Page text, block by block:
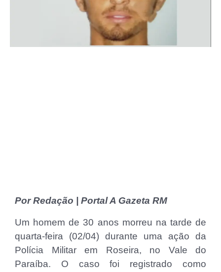
Por Redação | Portal A Gazeta RM
Um homem de 30 anos morreu na tarde de
quarta-feira (02/04) durante uma ação da
Polícia Militar em Roseira, no Vale do
Paraíba. O caso foi registrado como